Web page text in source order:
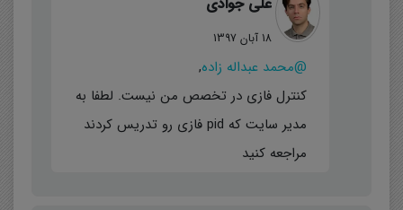
18 آبان 1397
@محمد عبداله زاده,
کنترل فازی در تخصص من نیست. لطفا به
مدیر سایت که pid فازی رو تدریس کردند
مراجعه کنید